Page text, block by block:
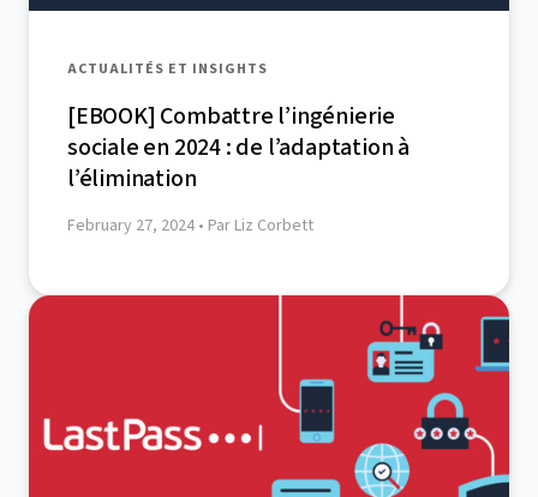
ACTUALITÉS ET INSIGHTS
[EBOOK] Combattre l’ingénierie
sociale en 2024 : de l’adaptation à
l’élimination
February 27, 2024 • Par Liz Corbett